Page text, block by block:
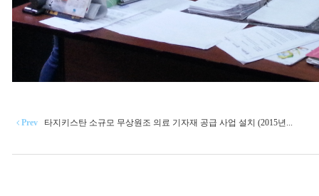
Prev 타지키스탄 소규모 무상원조 의료 기자재 공급 사업 설치 (2015년...